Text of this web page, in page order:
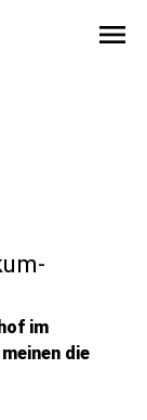
menu
im
die